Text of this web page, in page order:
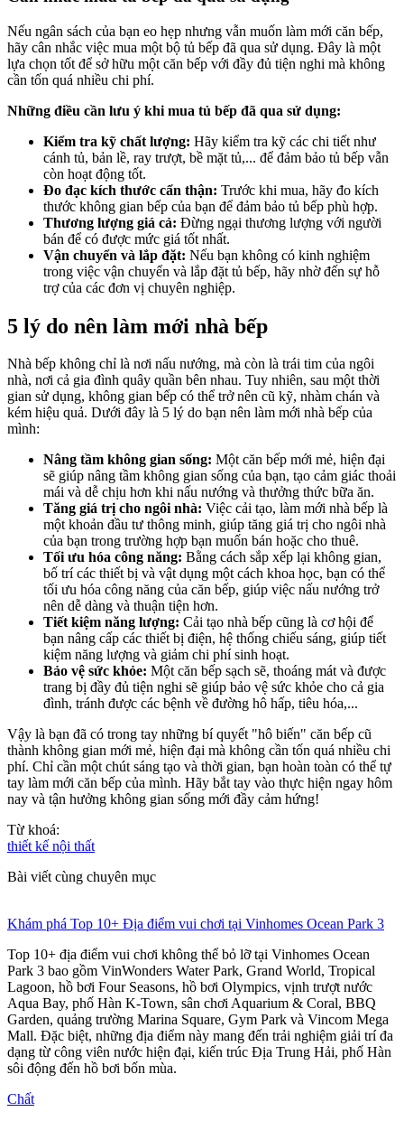
Nếu ngân sách của bạn eo hẹp nhưng vẫn muốn làm mới căn bếp,
hãy cân nhắc việc mua một bộ tủ bếp đã qua sử dụng. Đây là một
lựa chọn tốt để sở hữu một căn bếp với đầy đủ tiện nghi mà không
cần tốn quá nhiều chi phí.
Những điều cần lưu ý khi mua tủ bếp đã qua sử dụng:
Kiểm tra kỹ chất lượng: Hãy kiểm tra kỹ các chi tiết như
cánh tủ, bản lề, ray trượt, bề mặt tủ,... để đảm bảo tủ bếp vẫn
còn hoạt động tốt.
Đo đạc kích thước cẩn thận: Trước khi mua, hãy đo kích
thước không gian bếp của bạn để đảm bảo tủ bếp phù hợp.
Thương lượng giá cả: Đừng ngại thương lượng với người
bán để có được mức giá tốt nhất.
Vận chuyển và lắp đặt: Nếu bạn không có kinh nghiệm
trong việc vận chuyển và lắp đặt tủ bếp, hãy nhờ đến sự hỗ
trợ của các đơn vị chuyên nghiệp.
5 lý do nên làm mới nhà bếp
Nhà bếp không chỉ là nơi nấu nướng, mà còn là trái tim của ngôi
nhà, nơi cả gia đình quây quần bên nhau. Tuy nhiên, sau một thời
gian sử dụng, không gian bếp có thể trở nên cũ kỹ, nhàm chán và
kém hiệu quả. Dưới đây là 5 lý do bạn nên làm mới nhà bếp của
mình:
Nâng tầm không gian sống: Một căn bếp mới mẻ, hiện đại
sẽ giúp nâng tầm không gian sống của bạn, tạo cảm giác thoải
mái và dễ chịu hơn khi nấu nướng và thưởng thức bữa ăn.
Tăng giá trị cho ngôi nhà: Việc cải tạo, làm mới nhà bếp là
một khoản đầu tư thông minh, giúp tăng giá trị cho ngôi nhà
của bạn trong trường hợp bạn muốn bán hoặc cho thuê.
Tối ưu hóa công năng: Bằng cách sắp xếp lại không gian,
bố trí các thiết bị và vật dụng một cách khoa học, bạn có thể
tối ưu hóa công năng của căn bếp, giúp việc nấu nướng trở
nên dễ dàng và thuận tiện hơn.
Tiết kiệm năng lượng: Cải tạo nhà bếp cũng là cơ hội để
bạn nâng cấp các thiết bị điện, hệ thống chiếu sáng, giúp tiết
kiệm năng lượng và giảm chi phí sinh hoạt.
Bảo vệ sức khỏe: Một căn bếp sạch sẽ, thoáng mát và được
trang bị đầy đủ tiện nghi sẽ giúp bảo vệ sức khỏe cho cả gia
đình, tránh được các bệnh về đường hô hấp, tiêu hóa,...
Vậy là bạn đã có trong tay những bí quyết "hô biến" căn bếp cũ
thành không gian mới mẻ, hiện đại mà không cần tốn quá nhiều chi
phí. Chỉ cần một chút sáng tạo và thời gian, bạn hoàn toàn có thể tự
tay làm mới căn bếp của mình. Hãy bắt tay vào thực hiện ngay hôm
nay và tận hưởng không gian sống mới đầy cảm hứng!
Từ khoá:
thiết kế nội thất
Bài viết cùng chuyên mục
Khám phá Top 10+ Địa điểm vui chơi tại Vinhomes Ocean Park 3
Top 10+ địa điểm vui chơi không thể bỏ lỡ tại Vinhomes Ocean
Park 3 bao gồm VinWonders Water Park, Grand World, Tropical
Lagoon, hồ bơi Four Seasons, hồ bơi Olympics, vịnh trượt nước
Aqua Bay, phố Hàn K-Town, sân chơi Aquarium & Coral, BBQ
Garden, quảng trường Marina Square, Gym Park và Vincom Mega
Mall. Đặc biệt, những địa điểm này mang đến trải nghiệm giải trí đa
dạng từ công viên nước hiện đại, kiến trúc Địa Trung Hải, phố Hàn
sôi động đến hồ bơi bốn mùa.
Chất